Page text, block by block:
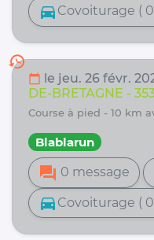
directions_car Covoiturage (
history
calendar_today le jeu. 26 févr.
DE-BRETAGNE -
course à pied - 10
Blablarun
forum 0 message
directions_car Covoiturage (